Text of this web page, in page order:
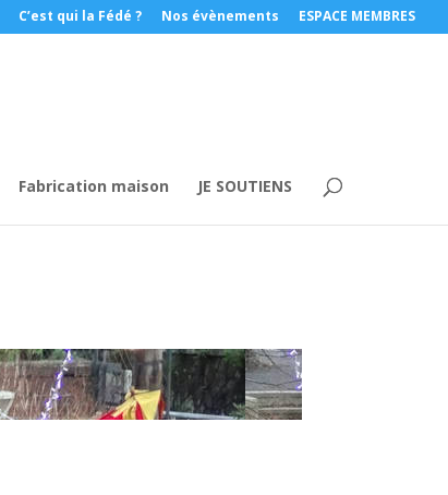
C’est qui la Fédé ? Nos évènements ESPACE MEMBRES
Fabrication maison JE SOUTIENS